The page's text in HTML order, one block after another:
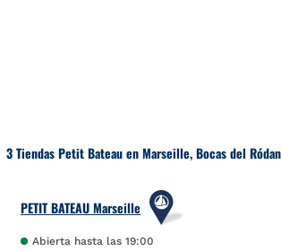
3 Tiendas Petit Bateau en Marseille, Bocas del
PETIT BATEAU Marseille
Abierta hasta las 19:00